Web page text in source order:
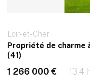
Loir-et-Cher
Propriété de charme
(41)
1 266 000 € 13.4